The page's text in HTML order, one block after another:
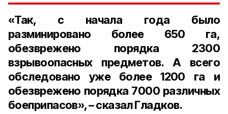
«Так, с начала года было
разминировано более 650 га,
обезврежено порядка 2300
взрывоопасных предметов. А всего
обследовано уже более 1200 га и
обезврежено порядка 7000 различных
боеприпасов», – сказал Гладков.